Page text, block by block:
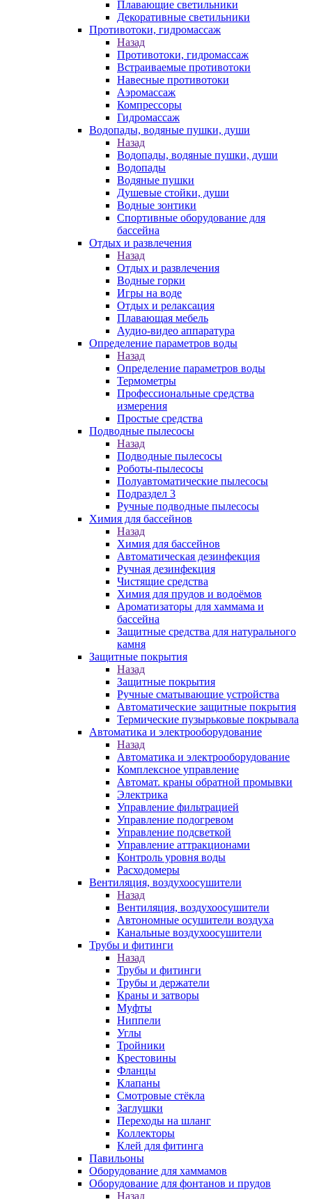
Плавающие светильники
Декоративные светильники
Противотоки, гидромассаж
Назад
Противотоки, гидромассаж
Встраиваемые противотоки
Навесные противотоки
Аэромассаж
Компрессоры
Гидромассаж
Водопады, водяные пушки, души
Назад
Водопады, водяные пушки, души
Водопады
Водяные пушки
Душевые стойки, души
Водные зонтики
Спортивные оборудование для
бассейна
Отдых и развлечения
Назад
Отдых и развлечения
Водные горки
Игры на воде
Отдых и релаксация
Плавающая мебель
Аудио-видео аппаратура
Определение параметров воды
Назад
Определение параметров воды
Термометры
Профессиональные средства
измерения
Простые средства
Подводные пылесосы
Назад
Подводные пылесосы
Роботы-пылесосы
Полуавтоматические пылесосы
Подраздел 3
Ручные подводные пылесосы
Химия для бассейнов
Назад
Химия для бассейнов
Автоматическая дезинфекция
Ручная дезинфекция
Чистящие средства
Химия для прудов и водоёмов
Ароматизаторы для хаммама и
бассейна
Защитные средства для натурального
камня
Защитные покрытия
Назад
Защитные покрытия
Ручные сматывающие устройства
Автоматические защитные покрытия
Термические пузырьковые покрывала
Автоматика и электрооборудование
Назад
Автоматика и электрооборудование
Комплексное управление
Автомат. краны обратной промывки
Электрика
Управление фильтрацией
Управление подогревом
Управление подсветкой
Управление аттракционами
Контроль уровня воды
Расходомеры
Вентиляция, воздухоосушители
Назад
Вентиляция, воздухоосушители
Автономные осушители воздуха
Канальные воздухоосушители
Трубы и фитинги
Назад
Трубы и фитинги
Трубы и держатели
Краны и затворы
Муфты
Ниппели
Углы
Тройники
Крестовины
Фланцы
Клапаны
Смотровые стёкла
Заглушки
Переходы на шланг
Коллекторы
Клей для фитинга
Павильоны
Оборудование для хаммамов
Оборудование для фонтанов и прудов
Назад